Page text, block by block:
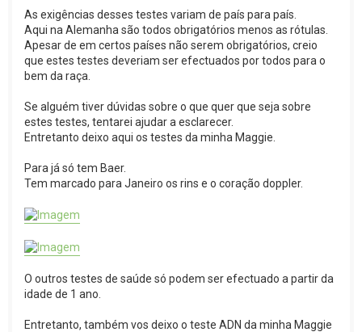
As exigências desses testes variam de país para país.
Aqui na Alemanha são todos obrigatórios menos as rótulas.
Apesar de em certos países não serem obrigatórios, creio
que estes testes deveriam ser efectuados por todos para o
bem da raça.
Se alguém tiver dúvidas sobre o que quer que seja sobre
estes testes, tentarei ajudar a esclarecer.
Entretanto deixo aqui os testes da minha Maggie.
Para já só tem Baer.
Tem marcado para Janeiro os rins e o coração doppler.
O outros testes de saúde só podem ser efectuado a partir da
idade de 1 ano.
Entretanto, também vos deixo o teste ADN da minha Maggie